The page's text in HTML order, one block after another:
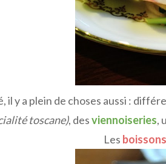
il y a plein de choses aussi :
toscane), desviennoiseries,
Les